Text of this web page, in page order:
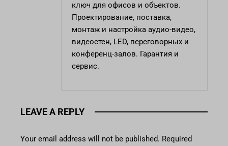
ключ для офисов и объектов.
Проектирование, поставка,
монтаж и настройка аудио-видео,
видеостен, LED, переговорных и
конференц-залов. Гарантия и
сервис.
LEAVE A REPLY
Your email address will not be published. Required